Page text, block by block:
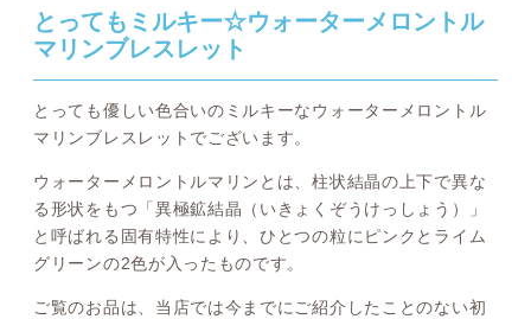
とってもミルキー☆ウォーターメロントル
マリンブレスレット
とっても優しい色合いのミルキーなウォーターメロントル
マリンブレスレットでございます。
ウォーターメロントルマリンとは、柱状結晶の上下で異な
る形状をもつ「異極鉱結晶（いきょくぞうけっしょう）」
と呼ばれる固有特性により、ひとつの粒にピンクとライム
グリーンの2色が入ったものです。
ご覧のお品は、当店では今までにご紹介したことのない初